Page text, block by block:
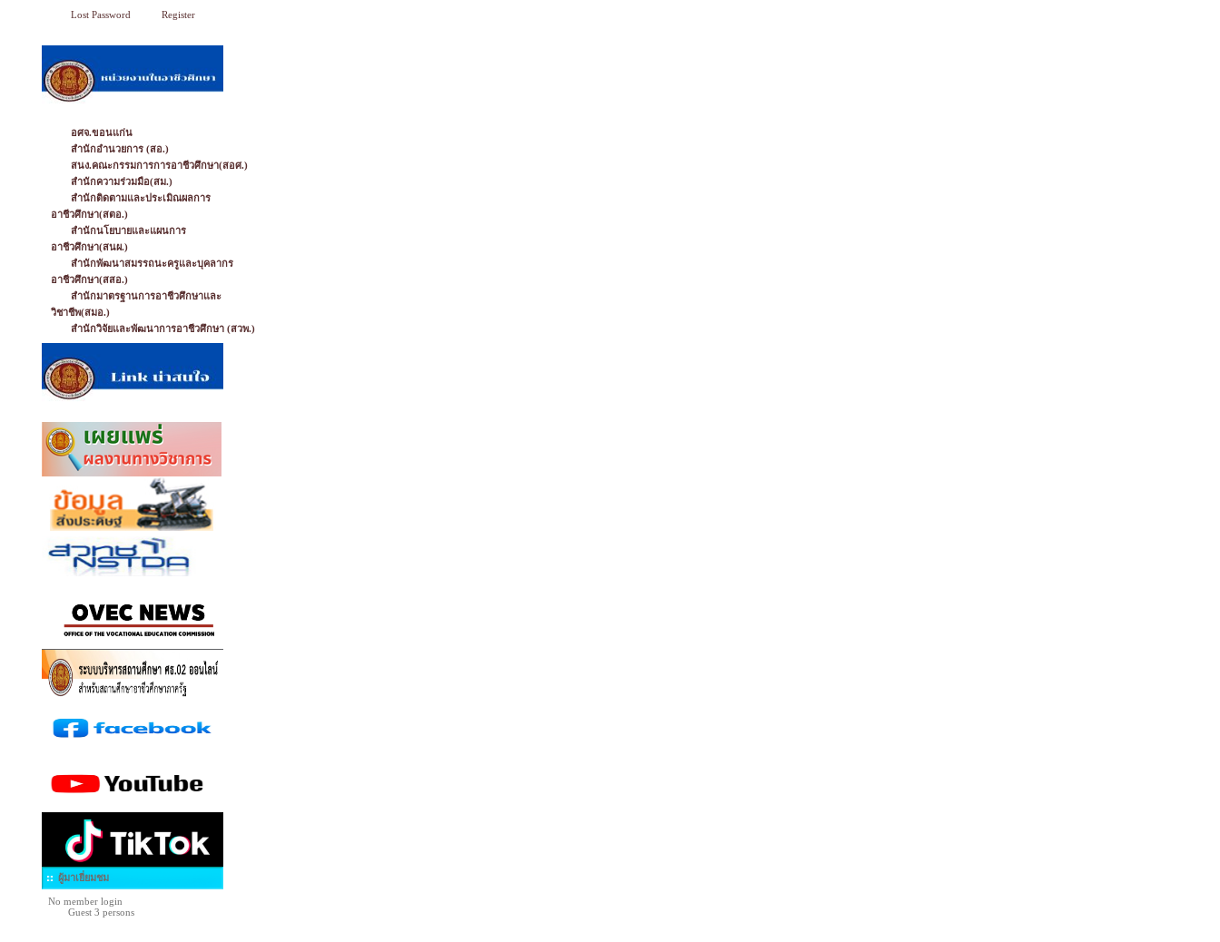
Lost Password Register
อศจ.ขอนแก่น
สำนักอำนวยการ (สอ.)
สนง.คณะกรรมการการอาชีวศึกษา(สอศ.)
สำนักความร่วมมือ(สม.)
สำนักติดตามและประเมิณผลการ
อาชีวศึกษา(สตอ.)
สำนักนโยบายและแผนการ
อาชีวศึกษา(สนผ.)
สำนักพัฒนาสมรรถนะครูและบุคลากร
อาชีวศึกษา(สสอ.)
สำนักมาตรฐานการอาชีวศึกษาและ
วิชาชีพ(สมอ.)
สำนักวิจัยและพัฒนาการอาชีวศึกษา (สวพ.)
ผู้มาเยี่ยมชม
No member login
Guest 3 persons